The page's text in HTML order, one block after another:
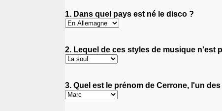
1. Dans quel pays est né le disco ?
2. Lequel de ces styles de musique n'est
3. Quel est le prénom de Cerrone, l'un